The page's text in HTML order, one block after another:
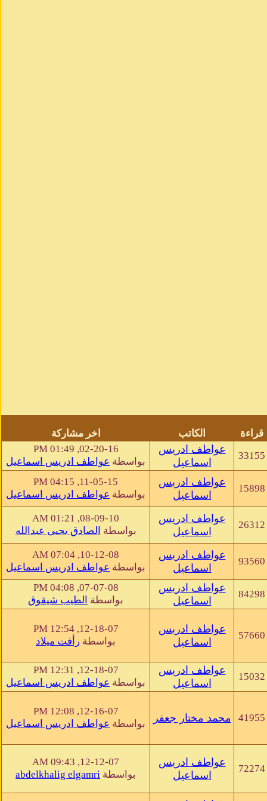
قراءة الكاتب
اخر مشاركة
33155
عواطف ادريس
اسماعيل
02-20-16, 01:49 PM
بواسطة عواطف ادريس اسماعيل
15898
عواطف ادريس
اسماعيل
11-05-15, 04:15 PM
بواسطة عواطف ادريس اسماعيل
26312
عواطف ادريس
اسماعيل
08-09-10, 01:21 AM
بواسطة الصادق يحيى عبدالله
93560
عواطف ادريس
اسماعيل
10-12-08, 07:04 AM
بواسطة عواطف ادريس اسماعيل
84298
عواطف ادريس
اسماعيل
07-07-08, 04:08 PM
بواسطة الطيب شيقوق
57660
عواطف ادريس
اسماعيل
12-18-07, 12:54 PM
بواسطة رأفت ميلاد
15032
عواطف ادريس
اسماعيل
12-18-07, 12:31 PM
بواسطة عواطف ادريس اسماعيل
41955 محمد مختار جعفر
12-16-07, 12:08 PM
بواسطة عواطف ادريس اسماعيل
72274
عواطف ادريس
اسماعيل
12-12-07, 09:43 AM
بواسطة abdelkhalig elgamri